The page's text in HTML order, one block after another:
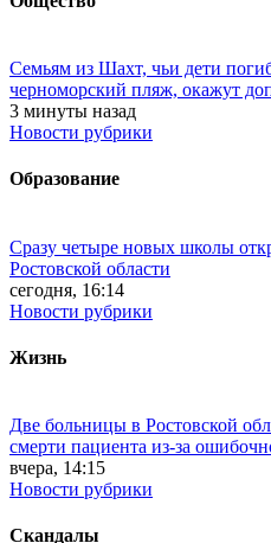
Семьям из Шахт, чьи дети
черноморский пляж, окажут
3 минуты назад
Новости рубрики
Образование
Сразу четыре новых школы
Ростовской области
сегодня, 16:14
Новости рубрики
Жизнь
Две больницы в Ростовской
смерти пациента из-за
вчера, 14:15
Новости рубрики
Скандалы